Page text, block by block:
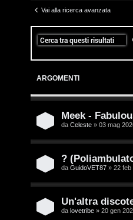
Vai alla ricerca avanzata
ARGOMENTI
Meek -
da Celeste » 03 mag
?
da GuidoVET87 » 22 feb
Un'altra
da lovetribe » 20 gen